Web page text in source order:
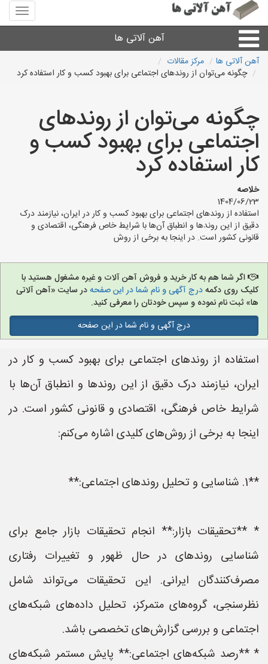
منوی
سایت
آلاتی
آهن آلاتی ها
میلگرد نبشی،مفتول
ورق
لوله و اتصالات
سایر آهن آلات
آهن آلاتی های شهرها
آهن آلاتی ها
مرکز مقالات
چگونه می‌توان از روندهای اجتماعی برای بهبود کسب و کار استفاده کرد
چگونه می‌توان از روندهای
اجتماعی برای بهبود کسب و
کار استفاده کرد
خلاصه
1404/06/23
استفاده از روندهای اجتماعی برای بهبود کسب و کار در ایران، نیازمند درک
دقیق از این روندها و انطباق آن‌ها با شرایط خاص فرهنگی، اقتصادی و
قانونی کشور است. در اینجا به برخی از روش‌
اگر شما هم به کار خرید و فروش آهن آلات و غیره مشغول هستید با
کلیک روی دکمهدرج آگهی و نام شما در این صفحهدر سایت «آهن آلاتی
ها» ثبت نام نموده و سپس خودتان را معرفی کنید.
درج آگهی و نام شما در این صفحه
استفاده از روندهای اجتماعی برای بهبود کسب و کار در
ایران، نیازمند درک دقیق از این روندها و انطباق آن‌ها با
شرایط خاص فرهنگی، اقتصادی و قانونی کشور است. در
اینجا به برخی از روش‌های کلیدی اشاره می‌کنم:
**1. شناسایی و تحلیل روندهای اجتماعی:**
* **تحقیقات بازار:** انجام تحقیقات بازار جامع برای
شناسایی روندهای در حال ظهور و تغییرات رفتاری
مصرف‌کنندگان ایرانی. این تحقیقات می‌تواند شامل
نظرسنجی، گروه‌های متمرکز، تحلیل داده‌های شبکه‌های
اجتماعی و بررسی گزارش‌های تخصصی باشد.
* **رصد شبکه‌های اجتماعی:** پایش مستمر شبکه‌های